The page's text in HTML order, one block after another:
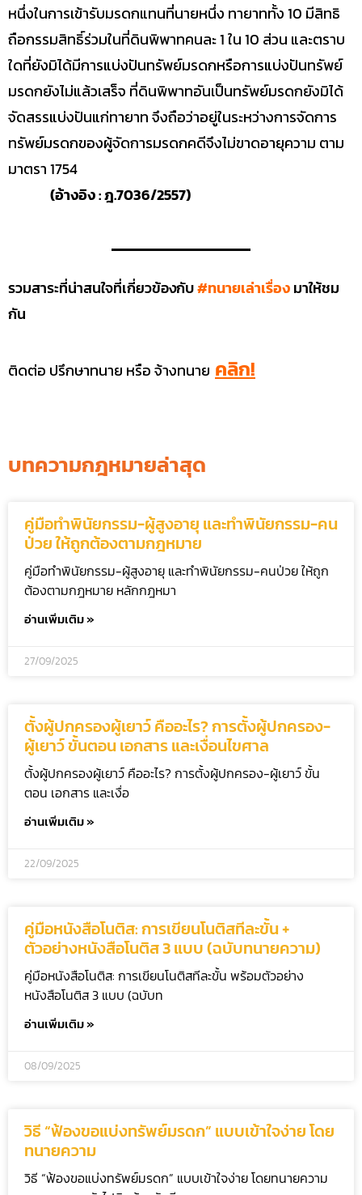
หนึ่งในการเข้ารับมรดกแทนที่นายหนึ่ง ทายาททั้ง 10 มีสิทธิ
ถือกรรมสิทธิ์ร่วมในที่ดินพิพาทคนละ 1 ใน 10 ส่วน และตราบ
ใดที่ยังมิได้มีการแบ่งปันทรัพย์มรดกหรือการแบ่งปันทรัพย์
มรดกยังไม่แล้วเสร็จ ที่ดินพิพาทอันเป็นทรัพย์มรดกยังมิได้
จัดสรรแบ่งปันแก่ทายาท จึงถือว่าอยู่ในระหว่างการจัดการ
ทรัพย์มรดกของผู้จัดการมรดกคดีจึงไม่ขาดอายุความ ตาม
มาตรา 1754
(อ้างอิง : ฎ.7036/2557)
รวมสาระที่น่าสนใจที่เกี่ยวข้องกับ#ทนายเล่าเรื่องมาให้ชม
กัน
ติดต่อ ปรึกษาทนาย หรือ จ้างทนาย คลิก!
บทความกฎหมายล่าสุด
คู่มือทำพินัยกรรม-ผู้สูงอายุ และทำพินัยกรรม-คน
ป่วย ให้ถูกต้องตามกฎหมาย
คู่มือทำพินัยกรรม-ผู้สูงอายุ และทำพินัยกรรม-คนป่วย ให้ถูก
ต้องตามกฎหมาย หลักกฎหมา
อ่านเพิ่มเติม »
27/09/2025
ตั้งผู้ปกครองผู้เยาว์ คืออะไร? การตั้งผู้ปกครอง-
ผู้เยาว์ ขั้นตอน เอกสาร และเงื่อนไขศาล
ตั้งผู้ปกครองผู้เยาว์ คืออะไร? การตั้งผู้ปกครอง-ผู้เยาว์ ขั้น
ตอน เอกสาร และเงื่อ
อ่านเพิ่มเติม »
22/09/2025
คู่มือหนังสือโนติส: การเขียนโนติสทีละขั้น +
ตัวอย่างหนังสือโนติส 3 แบบ (ฉบับทนายความ)
คู่มือหนังสือโนติส: การเขียนโนติสทีละขั้น พร้อมตัวอย่าง
หนังสือโนติส 3 แบบ (ฉบับท
อ่านเพิ่มเติม »
08/09/2025
วิธี “ฟ้องขอแบ่งทรัพย์มรดก” แบบเข้าใจง่าย โดย
ทนายความ
วิธี “ฟ้องขอแบ่งทรัพย์มรดก” แบบเข้าใจง่าย โดยทนายความ